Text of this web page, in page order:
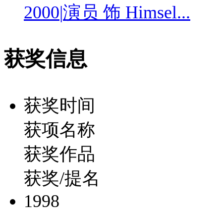
2000|演员 饰 Himsel...
获奖信息
获奖时间
获项名称
获奖作品
获奖/提名
1998